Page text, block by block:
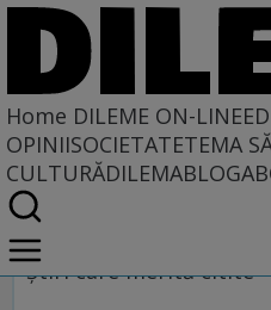
Home DILEME ON-LINE
OPINIISOCIETATETEMA
CULTURĂDILEMABLOG
Home
Dileme on-line
Ştiri care merită citite